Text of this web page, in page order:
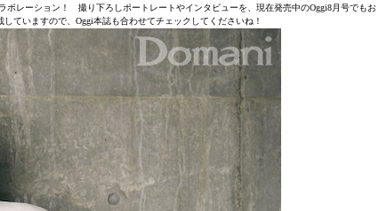
ボレーション！ 撮り下ろしポートレートやインタビューを、現在発売中のOggi8月号でもお
ていますので、Oggi本誌も合わせてチェックしてくださいね！